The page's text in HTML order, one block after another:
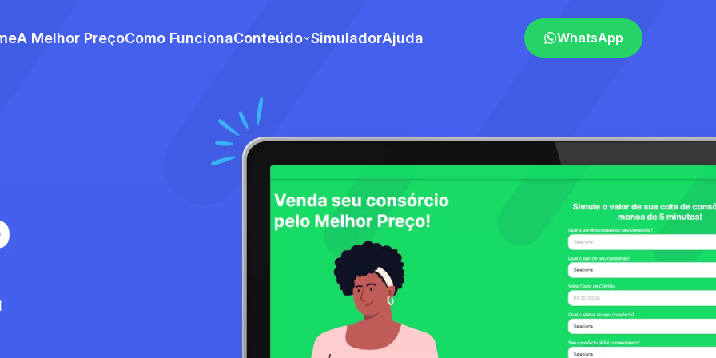
A Melhor PreçoComo FuncionaConteúdo SimuladorAjuda WhatsApp